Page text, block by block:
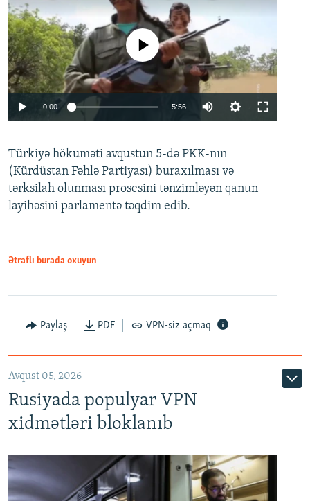
Auto 240p 360p 480p
720p 1080p
No media source currently available
0:00 5:56
360p
480p
Türkiyə hökuməti avqustun 5-də PKK-nın
(Kürdüstan Fəhlə Partiyası) buraxılması və
tərksilah olunması prosesini tənzimləyən qanun
layihəsini parlamentə təqdim edib.
Ətraflı burada oxuyun
Paylaş PDF VPN-siz açmaq
Avqust 05, 2026
Rusiyada populyar VPN
xidmətləri bloklanıb